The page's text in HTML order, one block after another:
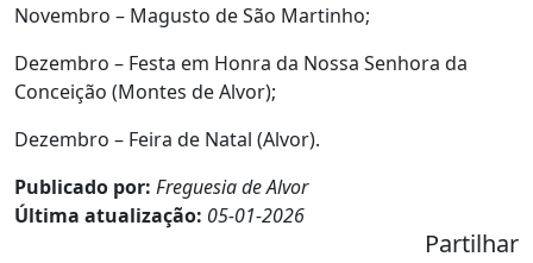
Novembro – Magusto de São Martinho;
Dezembro – Festa em Honra da Nossa Senhora da
Conceição (Montes de Alvor);
Dezembro – Feira de Natal (Alvor).
Publicado por: Freguesia de Alvor
Última atualização: 05-01-2026
Partilhar